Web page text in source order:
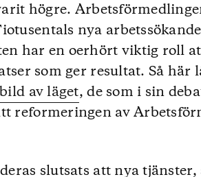
högre.
nya
har en oerhört viktig roll
som ger resultat. Så här
av läget, de som i sin
reformeringen av
slutsats att nya